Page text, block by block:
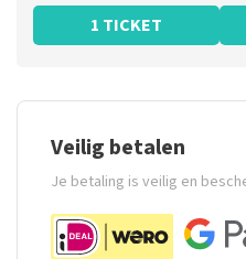
1 TICKET
Veilig betalen
Je betaling is veilig en